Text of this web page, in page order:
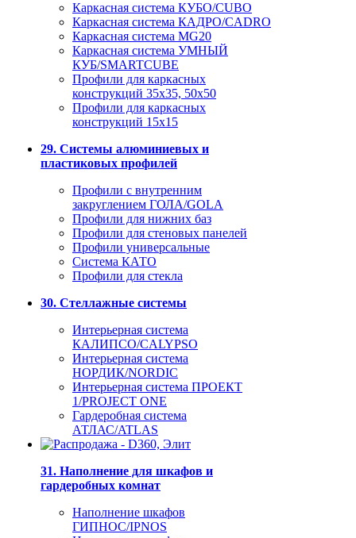
Каркасная система КУБО/CUBO
Каркасная система КАДРО/CADRO
Каркасная система MG20
Каркасная система УМНЫЙ
КУБ/SMARTCUBE
Профили для каркасных
конструкций 35x35, 50x50
Профили для каркасных
конструкций 15х15
29. Системы алюминиевых и
пластиковых профилей
Профили с внутренним
закруглением ГОЛА/GOLA
Профили для нижних баз
Профили для стеновых панелей
Профили универсальные
Система КАТО
Профили для стекла
30. Стеллажные системы
Интерьерная система
КАЛИПСО/CALYPSO
Интерьерная система
НОРДИК/NORDIC
Интерьерная система ПРОЕКТ
1/PROJECT ONE
Гардеробная система
АТЛАС/ATLAS
31. Наполнение для шкафов и
гардеробных комнат
Наполнение шкафов
ГИПНОС/IPNOS